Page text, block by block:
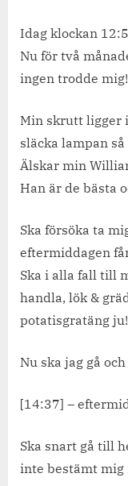
Idag klockan
Nu för två
ingen trodde mig!
Min skrutt ligger
släcka lampan
Älskar min
Han är de bästa
Ska försöka ta
eftermiddagen
Ska i alla fall till
handla, lök &
potatisgratäng ju!
Nu ska jag gå och
[14:37] –
Ska snart gå till
inte bestämt